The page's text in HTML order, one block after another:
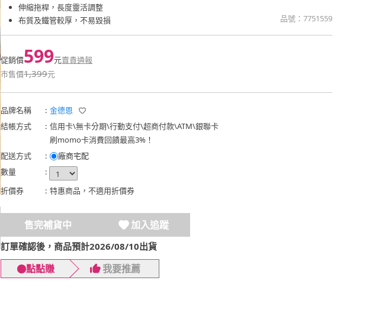
伸縮拖桿，長度靈活調整
布質及鐵管較厚，不易毀損
品號： 7751559
促銷價599元賣貴通報
市售價1,399元
品牌名稱 : 金德恩
結帳方式
: 信用卡\無卡分期\行動支付\超商付款\ATM\銀聯卡
刷momo卡消費回饋最高3%！
配送方式
:
廠商宅配
數量
:
折價券
: 特惠商品，不適用折價券
售完補貨中 加入追蹤
訂單確認後，商品預計2026/08/10出貨
點點賺 我要推薦